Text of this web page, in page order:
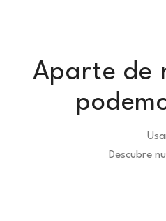
Aparte de
Descubre